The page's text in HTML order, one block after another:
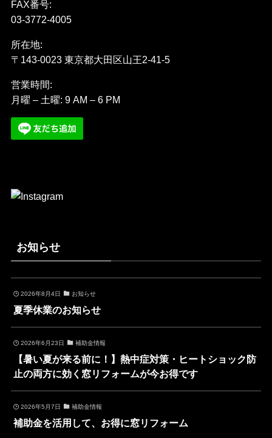
FAX番号:
03-3772-4005
所在地:
〒143-0023 東京都大田区山王2-41-5
営業時間:
月曜 – 土曜: 9 AM – 6 PM
お知らせ
2026年8月4日 お知らせ
夏季休業のお知らせ
2026年6月23日 補助金情報
【暑い夏が来る前に！】熱中症対策・ヒートショック防
止の両方に効く窓リフォームが今お得です
2026年5月7日 補助金情報
補助金を活用して、お得に窓リフォーム